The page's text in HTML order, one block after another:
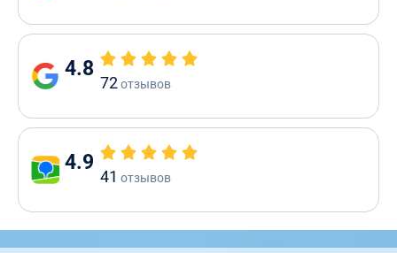
4.8
72отзывов
4.9
41 отзывов